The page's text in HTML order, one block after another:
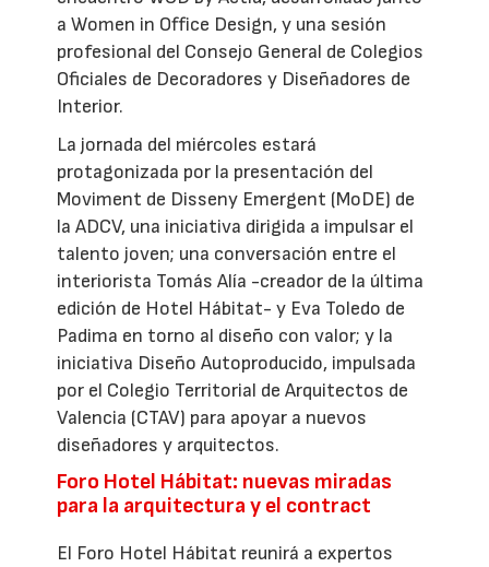
a Women in Office Design, y una sesión
profesional del Consejo General de Colegios
Oficiales de Decoradores y Diseñadores de
Interior.
La jornada del miércoles estará
protagonizada por la presentación del
Moviment de Disseny Emergent (MoDE) de
la ADCV, una iniciativa dirigida a impulsar el
talento joven; una conversación entre el
interiorista Tomás Alía -creador de la última
edición de Hotel Hábitat- y Eva Toledo de
Padima en torno al diseño con valor; y la
iniciativa Diseño Autoproducido, impulsada
por el Colegio Territorial de Arquitectos de
Valencia (CTAV) para apoyar a nuevos
diseñadores y arquitectos.
Foro Hotel Hábitat: nuevas miradas
para la arquitectura y el contract
El Foro Hotel Hábitat reunirá a expertos